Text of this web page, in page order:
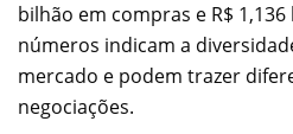
bilhão em compras e R$
números indicam a
mercado e podem trazer
negociações.